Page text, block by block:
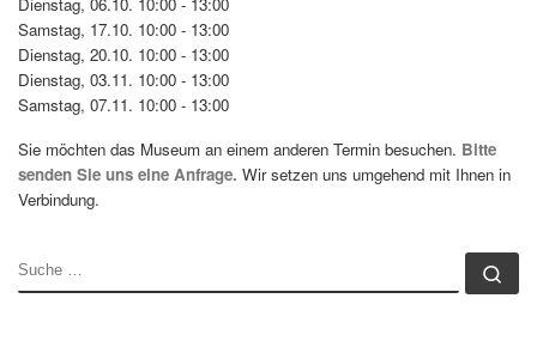
Samstag, 17.10. 10:00 - 13:00
Dienstag, 20.10. 10:00 - 13:00
Dienstag, 03.11. 10:00 - 13:00
Samstag, 07.11. 10:00 - 13:00
Sie möchten das Museum an einem anderen Termin besuchen. Bitte
senden Sie uns eine Anfrage. Wir setzen uns umgehend mit Ihnen in
Verbindung.
SUCHE